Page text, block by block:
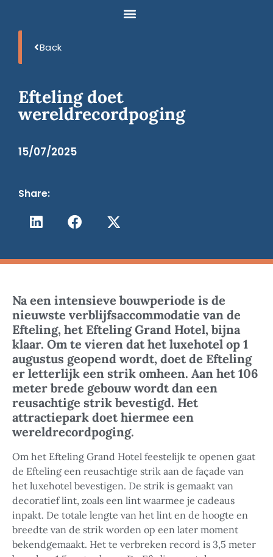
Back
Efteling doet
wereldrecordpoging
15/07/2025
Share:
Na een intensieve bouwperiode is de
nieuwste verblijfsaccommodatie van de
Efteling, het Efteling Grand Hotel, bijna
klaar. Om te vieren dat het luxehotel op 1
augustus geopend wordt, doet de Efteling
er letterlijk een strik omheen. Aan het 106
meter brede gebouw wordt dan een
reusachtige strik bevestigd. Het
attractiepark doet hiermee een
wereldrecordpoging.
Om het Efteling Grand Hotel feestelijk te openen gaat
de Efteling een reusachtige strik aan de façade van
het luxehotel bevestigen. De strik is gemaakt van
decoratief lint, zoals een lint waarmee je cadeaus
inpakt. De totale lengte van het lint en de hoogte en
breedte van de strik worden op een later moment
bekendgemaakt. Het te verbreken record is 3,5 meter